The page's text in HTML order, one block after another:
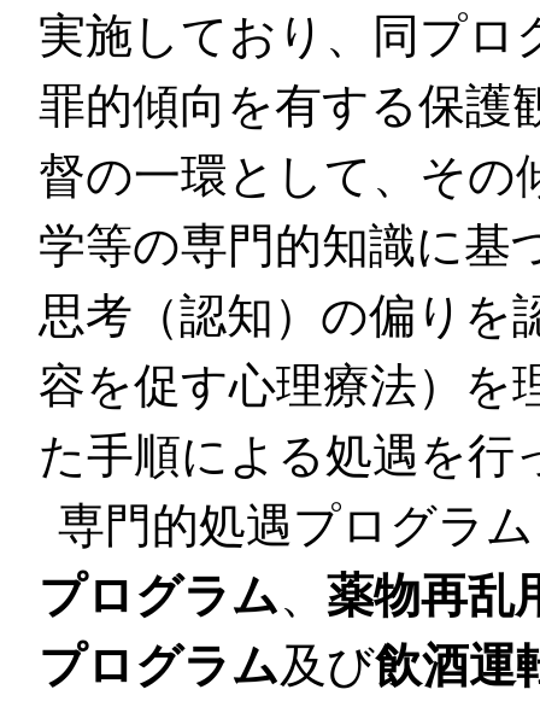
実施しており、同プロ
罪的傾向を有する保護
督の一環として、その
学等の専門的知識に基
思考（認知）の偏りを
容を促す心理療法）を
た手順による処遇を行
専門的処遇プログラ
プログラム、 薬物再乱
プログラム及び飲酒運